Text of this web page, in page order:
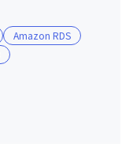
Amazon RDS